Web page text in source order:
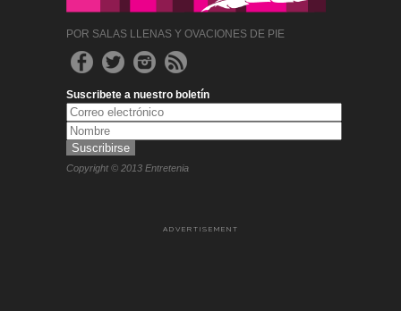
POR SALAS LLENAS Y OVACIONES DE PIE
Suscribete a nuestro boletín
Copyright © 2013 Entretenia
ADVERTISEMENT